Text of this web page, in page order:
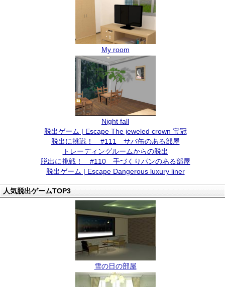
My room
Night fall
脱出ゲーム | Escape The jeweled crown 宝冠
脱出に挑戦！ #111 サバ缶のある部屋
トレーディングルームからの脱出
脱出に挑戦！ #110 手づくりパンのある部屋
脱出ゲーム | Escape Dangerous luxury liner
人気脱出ゲームTOP3
雪の日の部屋